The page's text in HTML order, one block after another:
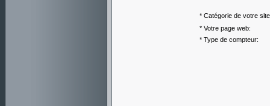
* Catégorie de votre
* Votre page web:
* Type de compteur: